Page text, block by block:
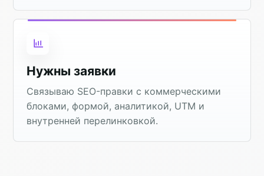
Нужны заявки
Связываю SEO-правки с коммерческими
блоками, формой, аналитикой, UTM и
внутренней перелинковкой.